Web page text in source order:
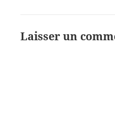
Laisser un